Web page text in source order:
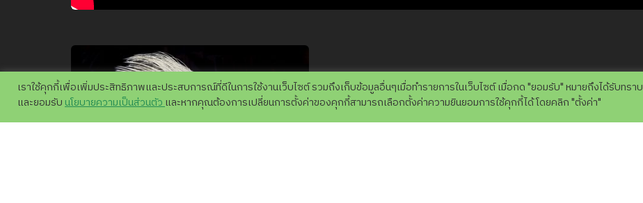
เราใช้คุกกี้เพื่อเพิ่มประสิทธิภาพและประสบการณ์ที่ดีในการใช้งานเว็บไซต์ รวมถึงเก็บข้อมูลอื่นๆเมื่อทำรายการในเว็บไซต์ เมื่อกด "ยอมรับ" หมายถึงได้รับทราบ
และยอมรับนโยบายความเป็นส่วนตัวและหากคุณต้องการเปลี่ยนการตั้งค่าของคุกกี้สามารถเลือกตั้งค่าความยินยอมการใช้คุกกี้ได้ โดยคลิก "ตั้งค่า"